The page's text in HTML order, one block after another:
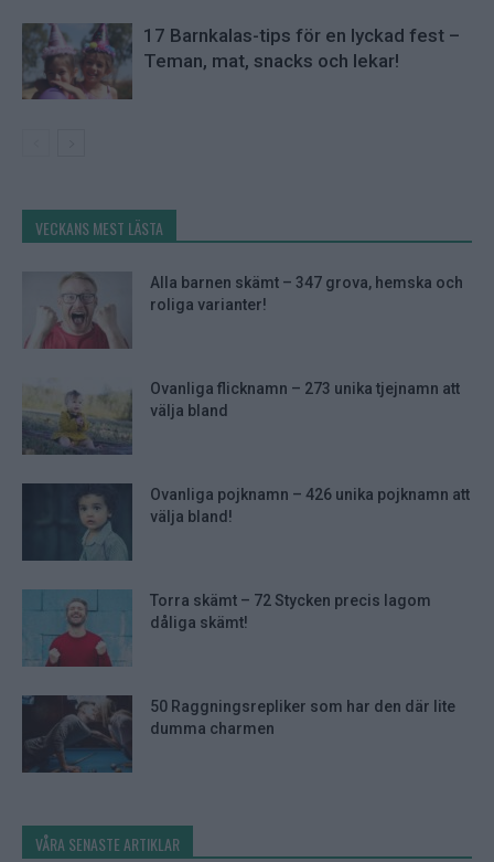
17 Barnkalas-tips för en lyckad fest –
Teman, mat, snacks och lekar!
VECKANS MEST LÄSTA
Alla barnen skämt – 347 grova, hemska och
roliga varianter!
Ovanliga flicknamn – 273 unika tjejnamn att
välja bland
Ovanliga pojknamn – 426 unika pojknamn att
välja bland!
Torra skämt – 72 Stycken precis lagom
dåliga skämt!
50 Raggningsrepliker som har den där lite
dumma charmen
VÅRA SENASTE ARTIKLAR